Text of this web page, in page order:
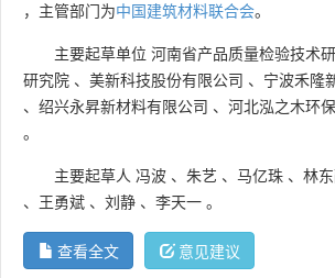
，主管部门为中国建筑材料联合会。
主要起草单位 河南省产品质量检验技术
研究院 、 美新科技股份有限公司 、 宁波禾隆
、 绍兴永昇新材料有限公司 、 河北泓之木环
。
主要起草人 冯波 、 朱艺 、 马亿珠 、 林
、 王勇斌 、 刘静 、 李天一 。
查看全文 意见建议